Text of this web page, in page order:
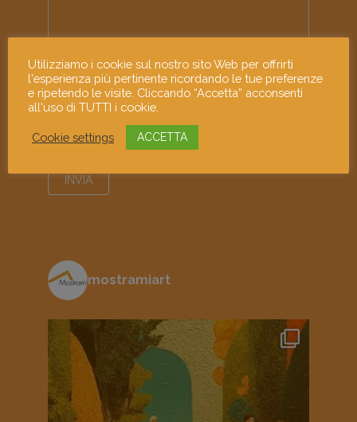
mostramiart
Utilizziamo i cookie sul nostro sito Web per offrirti
l'esperienza più pertinente ricordando le tue preferenze
e ripetendo le visite. Cliccando “Accetta” acconsenti
all'uso di TUTTI i cookie.
Cookie settings ACCETTA